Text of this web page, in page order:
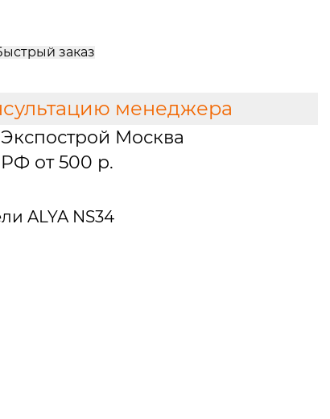
заказ
менеджера
Москва
от 500 р.
ALYA NS34